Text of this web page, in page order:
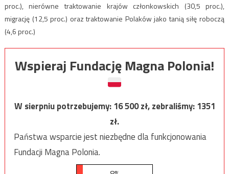
proc.), nierówne traktowanie krajów członkowskich (30,5 proc.),
migrację (12,5 proc.) oraz traktowanie Polaków jako tanią siłę roboczą
(4,6 proc.)
Wspieraj Fundację Magna Polonia!
W sierpniu potrzebujemy:16 500zł, zebraliśmy:1351
zł.
Państwa wsparcie jest niezbędne dla funkcjonowania
Fundacji Magna Polonia.